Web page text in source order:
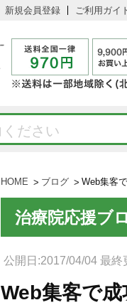
新規会員登録 ご利用ガイ
HOME ブログ Web集客
治療院応援ブ
公開日:2017/04/04 最終
Web集客で